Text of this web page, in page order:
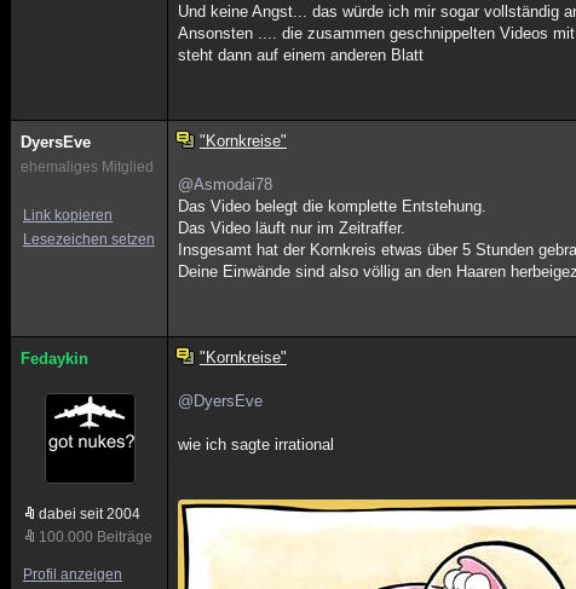
Und keine Angst... das würde ich mir sogar vollständig
Ansonsten .... die zusammen geschnippelten Videos
steht dann auf einem anderen Blatt
DyersEve
ehemaliges Mitglied
Link kopieren
Lesezeichen setzen
"Kornkreise"
@Asmodai78
Das Video belegt die komplette Entstehung.
Das Video läuft nur im Zeitraffer.
Insgesamt hat der Kornkreis etwas über 5 Stunden
Deine Einwände sind also völlig an den Haaren
Fedaykin
dabei seit 2004
100.000 Beiträge
Profil anzeigen
"Kornkreise"
@DyersEve
wie ich sagte irrational